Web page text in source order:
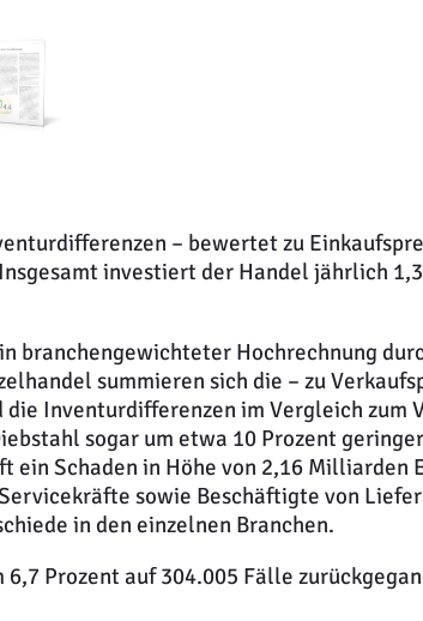
– bewertet zu
investiert der Handel jährlich
branchengewichteter Hochrechnung
summieren sich die – zu
Inventurdifferenzen im Vergleich zum
sogar um etwa 10 Prozent
Schaden in Höhe von 2,16 Milliarden
sowie Beschäftigte von
in den einzelnen Branchen.
Prozent auf 304.005 Fälle